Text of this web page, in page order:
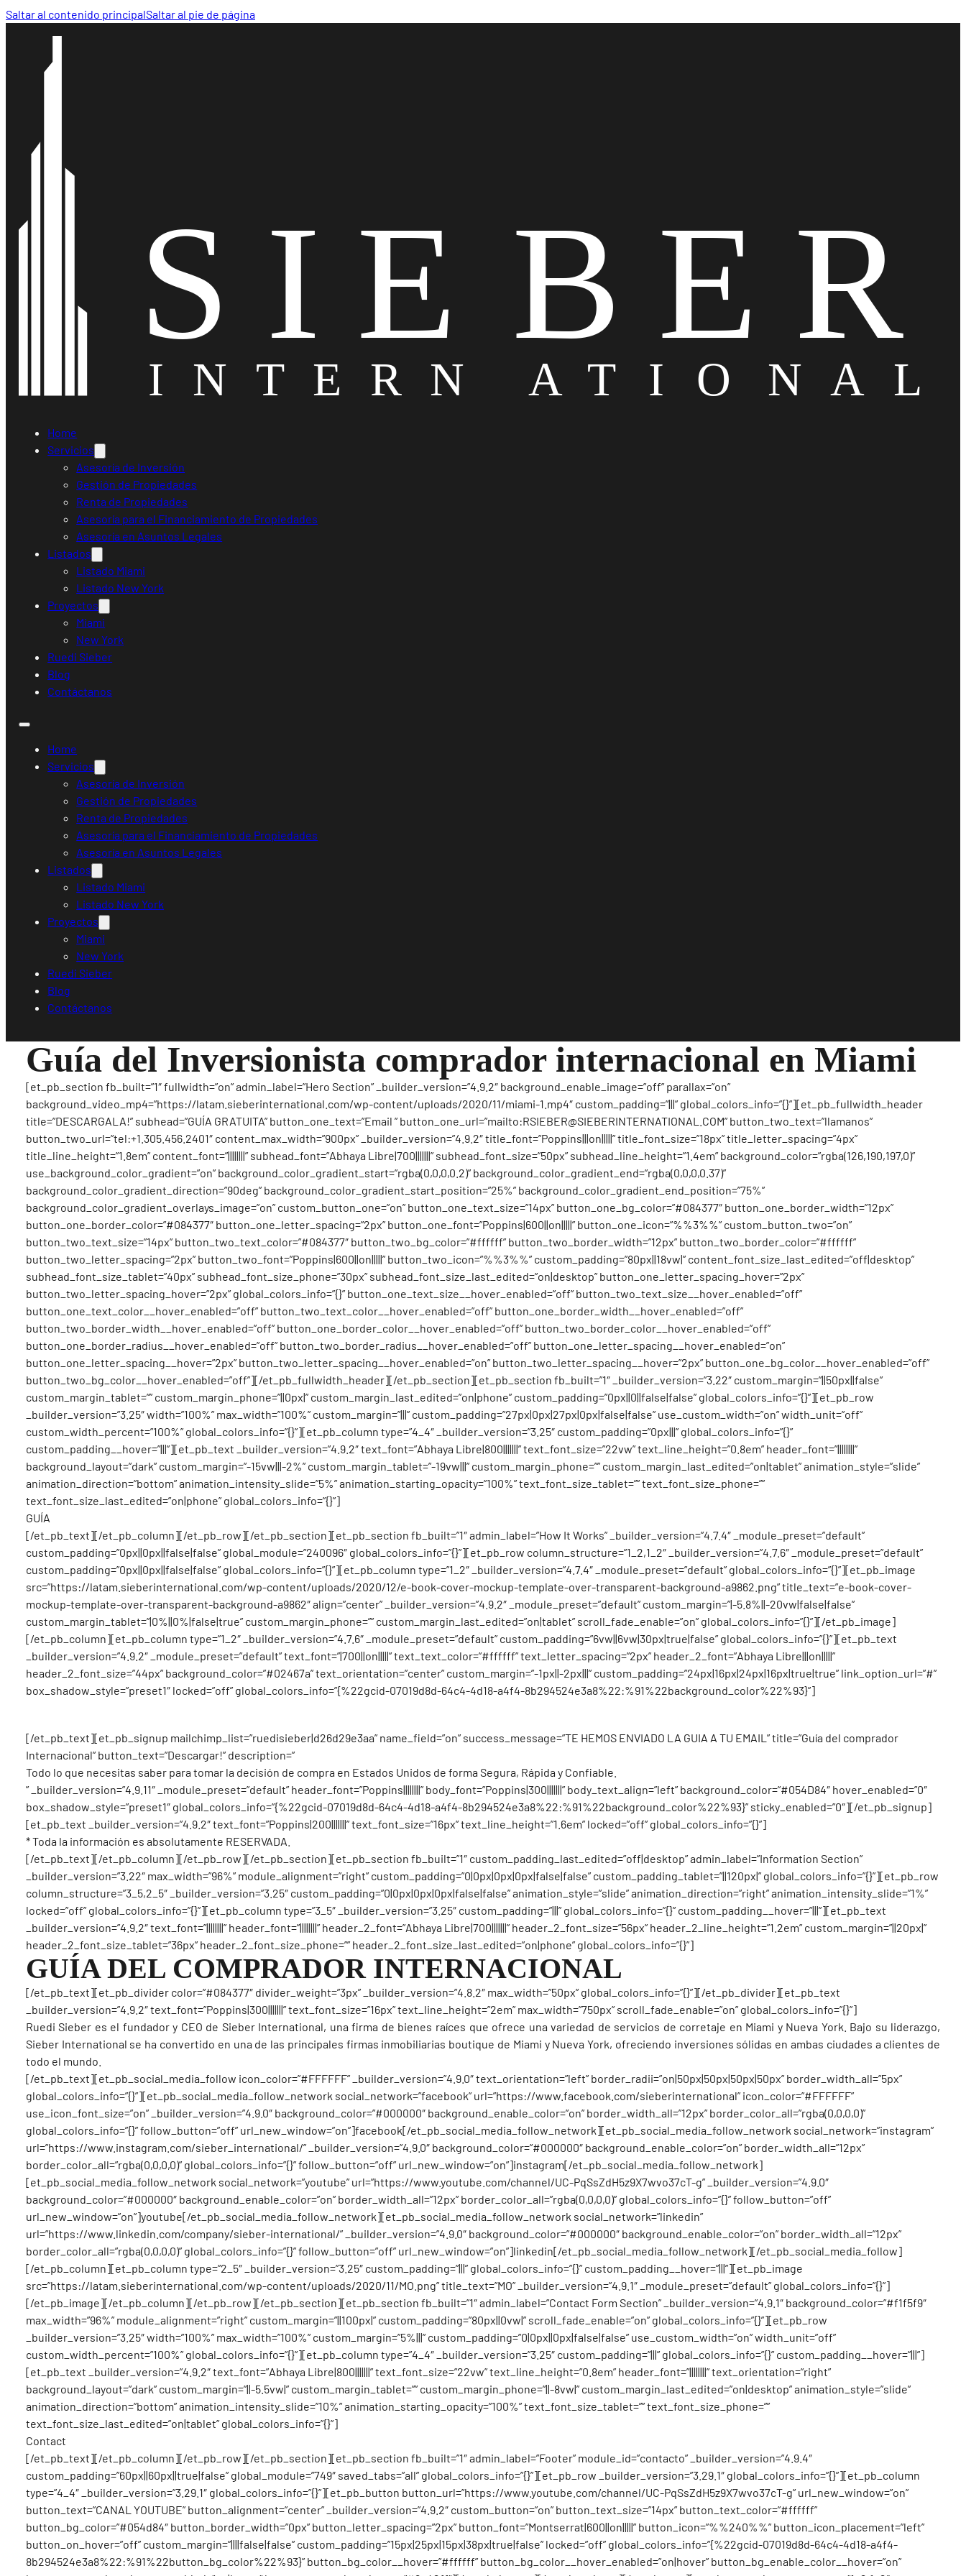
Saltar al contenido principalSaltar al pie de página
Home
Servicios
Asesoría de Inversión
Gestión de Propiedades
Renta de Propiedades
Asesoría para el Financiamiento de Propiedades
Asesoría en Asuntos Legales
Listados
Listado Miami
Listado New York
Proyectos
Miami
New York
Ruedi Sieber
Blog
Contáctanos
Home
Servicios
Asesoría de Inversión
Gestión de Propiedades
Renta de Propiedades
Asesoría para el Financiamiento de Propiedades
Asesoría en Asuntos Legales
Listados
Listado Miami
Listado New York
Proyectos
Miami
New York
Ruedi Sieber
Blog
Contáctanos
Guía del Inversionista comprador internacional en Miami
[et_pb_section fb_built=”1″ fullwidth=”on” admin_label=”Hero Section” _builder_version=”4.9.2″ background_enable_image=”off” parallax=”on”
background_video_mp4=”https://latam.sieberinternational.com/wp-content/uploads/2020/11/miami-1.mp4″ custom_padding=”|||” global_colors_info=”{}”][et_pb_fullwidth_header
title=”DESCARGALA!” subhead=”GUÍA GRATUITA” button_one_text=”Email ” button_one_url=”mailto:RSIEBER@SIEBERINTERNATIONAL.COM” button_two_text=”llamanos”
button_two_url=”tel:+1.305.456.2401″ content_max_width=”900px” _builder_version=”4.9.2″ title_font=”Poppins|||on|||||” title_font_size=”18px” title_letter_spacing=”4px”
title_line_height=”1.8em” content_font=”||||||||” subhead_font=”Abhaya Libre|700|||||||” subhead_font_size=”50px” subhead_line_height=”1.4em” background_color=”rgba(126,190,197,0)”
use_background_color_gradient=”on” background_color_gradient_start=”rgba(0,0,0,0.2)” background_color_gradient_end=”rgba(0,0,0,0.37)”
background_color_gradient_direction=”90deg” background_color_gradient_start_position=”25%” background_color_gradient_end_position=”75%”
background_color_gradient_overlays_image=”on” custom_button_one=”on” button_one_text_size=”14px” button_one_bg_color=”#084377″ button_one_border_width=”12px”
button_one_border_color=”#084377″ button_one_letter_spacing=”2px” button_one_font=”Poppins|600||on|||||” button_one_icon=”%%3%%” custom_button_two=”on”
button_two_text_size=”14px” button_two_text_color=”#084377″ button_two_bg_color=”#ffffff” button_two_border_width=”12px” button_two_border_color=”#ffffff”
button_two_letter_spacing=”2px” button_two_font=”Poppins|600||on|||||” button_two_icon=”%%3%%” custom_padding=”80px||18vw|” content_font_size_last_edited=”off|desktop”
subhead_font_size_tablet=”40px” subhead_font_size_phone=”30px” subhead_font_size_last_edited=”on|desktop” button_one_letter_spacing_hover=”2px”
button_two_letter_spacing_hover=”2px” global_colors_info=”{}” button_one_text_size__hover_enabled=”off” button_two_text_size__hover_enabled=”off”
button_one_text_color__hover_enabled=”off” button_two_text_color__hover_enabled=”off” button_one_border_width__hover_enabled=”off”
button_two_border_width__hover_enabled=”off” button_one_border_color__hover_enabled=”off” button_two_border_color__hover_enabled=”off”
button_one_border_radius__hover_enabled=”off” button_two_border_radius__hover_enabled=”off” button_one_letter_spacing__hover_enabled=”on”
button_one_letter_spacing__hover=”2px” button_two_letter_spacing__hover_enabled=”on” button_two_letter_spacing__hover=”2px” button_one_bg_color__hover_enabled=”off”
button_two_bg_color__hover_enabled=”off”][/et_pb_fullwidth_header][/et_pb_section][et_pb_section fb_built=”1″ _builder_version=”3.22″ custom_margin=”||50px||false”
custom_margin_tablet=”” custom_margin_phone=”||0px|” custom_margin_last_edited=”on|phone” custom_padding=”0px||0||false|false” global_colors_info=”{}”][et_pb_row
_builder_version=”3.25″ width=”100%” max_width=”100%” custom_margin=”|||” custom_padding=”27px|0px|27px|0px|false|false” use_custom_width=”on” width_unit=”off”
custom_width_percent=”100%” global_colors_info=”{}”][et_pb_column type=”4_4″ _builder_version=”3.25″ custom_padding=”0px|||” global_colors_info=”{}”
custom_padding__hover=”|||”][et_pb_text _builder_version=”4.9.2″ text_font=”Abhaya Libre|800|||||||” text_font_size=”22vw” text_line_height=”0.8em” header_font=”||||||||”
background_layout=”dark” custom_margin=”-15vw|||-2%” custom_margin_tablet=”-19vw|||” custom_margin_phone=”” custom_margin_last_edited=”on|tablet” animation_style=”slide”
animation_direction=”bottom” animation_intensity_slide=”5%” animation_starting_opacity=”100%” text_font_size_tablet=”” text_font_size_phone=””
text_font_size_last_edited=”on|phone” global_colors_info=”{}”]
GUÍA
[/et_pb_text][/et_pb_column][/et_pb_row][/et_pb_section][et_pb_section fb_built=”1″ admin_label=”How It Works” _builder_version=”4.7.4″ _module_preset=”default”
custom_padding=”0px||0px||false|false” global_module=”240096″ global_colors_info=”{}”][et_pb_row column_structure=”1_2,1_2″ _builder_version=”4.7.6″ _module_preset=”default”
custom_padding=”0px||0px||false|false” global_colors_info=”{}”][et_pb_column type=”1_2″ _builder_version=”4.7.4″ _module_preset=”default” global_colors_info=”{}”][et_pb_image
src=”https://latam.sieberinternational.com/wp-content/uploads/2020/12/e-book-cover-mockup-template-over-transparent-background-a9862.png” title_text=”e-book-cover-
mockup-template-over-transparent-background-a9862″ align=”center” _builder_version=”4.9.2″ _module_preset=”default” custom_margin=”|-5.8%||-20vw|false|false”
custom_margin_tablet=”|0%||0%|false|true” custom_margin_phone=”” custom_margin_last_edited=”on|tablet” scroll_fade_enable=”on” global_colors_info=”{}”][/et_pb_image]
[/et_pb_column][et_pb_column type=”1_2″ _builder_version=”4.7.6″ _module_preset=”default” custom_padding=”6vw||6vw|30px|true|false” global_colors_info=”{}”][et_pb_text
_builder_version=”4.9.2″ _module_preset=”default” text_font=”|700||on|||||” text_text_color=”#ffffff” text_letter_spacing=”2px” header_2_font=”Abhaya Libre|||on|||||”
header_2_font_size=”44px” background_color=”#02467a” text_orientation=”center” custom_margin=”-1px||-2px|||” custom_padding=”24px|16px|24px|16px|true|true” link_option_url=”#”
box_shadow_style=”preset1″ locked=”off” global_colors_info=”{%22gcid-07019d8d-64c4-4d18-a4f4-8b294524e3a8%22:%91%22background_color%22%93}”]
[/et_pb_text][et_pb_signup mailchimp_list=”ruedisieber|d26d29e3aa” name_field=”on” success_message=”TE HEMOS ENVIADO LA GUIA A TU EMAIL” title=”Guía del comprador
Internacional” button_text=”Descargar!” description=”
Todo lo que necesitas saber para tomar la decisión de compra en Estados Unidos de forma Segura, Rápida y Confiable.
” _builder_version=”4.9.11″ _module_preset=”default” header_font=”Poppins||||||||” body_font=”Poppins|300|||||||” body_text_align=”left” background_color=”#054D84″ hover_enabled=”0″
box_shadow_style=”preset1″ global_colors_info=”{%22gcid-07019d8d-64c4-4d18-a4f4-8b294524e3a8%22:%91%22background_color%22%93}” sticky_enabled=”0″][/et_pb_signup]
[et_pb_text _builder_version=”4.9.2″ text_font=”Poppins|200|||||||” text_font_size=”16px” text_line_height=”1.6em” locked=”off” global_colors_info=”{}”]
* Toda la información es absolutamente RESERVADA.
[/et_pb_text][/et_pb_column][/et_pb_row][/et_pb_section][et_pb_section fb_built=”1″ custom_padding_last_edited=”off|desktop” admin_label=”Information Section”
_builder_version=”3.22″ max_width=”96%” module_alignment=”right” custom_padding=”0|0px|0px|0px|false|false” custom_padding_tablet=”||120px|” global_colors_info=”{}”][et_pb_row
column_structure=”3_5,2_5″ _builder_version=”3.25″ custom_padding=”0|0px|0px|0px|false|false” animation_style=”slide” animation_direction=”right” animation_intensity_slide=”1%”
locked=”off” global_colors_info=”{}”][et_pb_column type=”3_5″ _builder_version=”3.25″ custom_padding=”|||” global_colors_info=”{}” custom_padding__hover=”|||”][et_pb_text
_builder_version=”4.9.2″ text_font=”||||||||” header_font=”||||||||” header_2_font=”Abhaya Libre|700|||||||” header_2_font_size=”56px” header_2_line_height=”1.2em” custom_margin=”||20px|”
header_2_font_size_tablet=”36px” header_2_font_size_phone=”” header_2_font_size_last_edited=”on|phone” global_colors_info=”{}”]
GUÍA DEL COMPRADOR INTERNACIONAL
[/et_pb_text][et_pb_divider color=”#084377″ divider_weight=”3px” _builder_version=”4.8.2″ max_width=”50px” global_colors_info=”{}”][/et_pb_divider][et_pb_text
_builder_version=”4.9.2″ text_font=”Poppins|300|||||||” text_font_size=”16px” text_line_height=”2em” max_width=”750px” scroll_fade_enable=”on” global_colors_info=”{}”]
Ruedi Sieber es el fundador y CEO de Sieber International, una firma de bienes raíces que ofrece una variedad de servicios de corretaje en Miami y Nueva York. Bajo su liderazgo,
Sieber International se ha convertido en una de las principales firmas inmobiliarias boutique de Miami y Nueva York, ofreciendo inversiones sólidas en ambas ciudades a clientes de
todo el mundo.
[/et_pb_text][et_pb_social_media_follow icon_color=”#FFFFFF” _builder_version=”4.9.0″ text_orientation=”left” border_radii=”on|50px|50px|50px|50px” border_width_all=”5px”
global_colors_info=”{}”][et_pb_social_media_follow_network social_network=”facebook” url=”https://www.facebook.com/sieberinternational” icon_color=”#FFFFFF”
use_icon_font_size=”on” _builder_version=”4.9.0″ background_color=”#000000″ background_enable_color=”on” border_width_all=”12px” border_color_all=”rgba(0,0,0,0)”
global_colors_info=”{}” follow_button=”off” url_new_window=”on”]facebook[/et_pb_social_media_follow_network][et_pb_social_media_follow_network social_network=”instagram”
url=”https://www.instagram.com/sieber_international/” _builder_version=”4.9.0″ background_color=”#000000″ background_enable_color=”on” border_width_all=”12px”
border_color_all=”rgba(0,0,0,0)” global_colors_info=”{}” follow_button=”off” url_new_window=”on”]instagram[/et_pb_social_media_follow_network]
[et_pb_social_media_follow_network social_network=”youtube” url=”https://www.youtube.com/channel/UC-PqSsZdH5z9X7wvo37cT-g” _builder_version=”4.9.0″
background_color=”#000000″ background_enable_color=”on” border_width_all=”12px” border_color_all=”rgba(0,0,0,0)” global_colors_info=”{}” follow_button=”off”
url_new_window=”on”]youtube[/et_pb_social_media_follow_network][et_pb_social_media_follow_network social_network=”linkedin”
url=”https://www.linkedin.com/company/sieber-international/” _builder_version=”4.9.0″ background_color=”#000000″ background_enable_color=”on” border_width_all=”12px”
border_color_all=”rgba(0,0,0,0)” global_colors_info=”{}” follow_button=”off” url_new_window=”on”]linkedin[/et_pb_social_media_follow_network][/et_pb_social_media_follow]
[/et_pb_column][et_pb_column type=”2_5″ _builder_version=”3.25″ custom_padding=”|||” global_colors_info=”{}” custom_padding__hover=”|||”][et_pb_image
src=”https://latam.sieberinternational.com/wp-content/uploads/2020/11/MO.png” title_text=”MO” _builder_version=”4.9.1″ _module_preset=”default” global_colors_info=”{}”]
[/et_pb_image][/et_pb_column][/et_pb_row][/et_pb_section][et_pb_section fb_built=”1″ admin_label=”Contact Form Section” _builder_version=”4.9.1″ background_color=”#f1f5f9″
max_width=”96%” module_alignment=”right” custom_margin=”||100px|” custom_padding=”80px||0vw|” scroll_fade_enable=”on” global_colors_info=”{}”][et_pb_row
_builder_version=”3.25″ width=”100%” max_width=”100%” custom_margin=”5%|||” custom_padding=”0|0px||0px|false|false” use_custom_width=”on” width_unit=”off”
custom_width_percent=”100%” global_colors_info=”{}”][et_pb_column type=”4_4″ _builder_version=”3.25″ custom_padding=”|||” global_colors_info=”{}” custom_padding__hover=”|||”]
[et_pb_text _builder_version=”4.9.2″ text_font=”Abhaya Libre|800|||||||” text_font_size=”22vw” text_line_height=”0.8em” header_font=”||||||||” text_orientation=”right”
background_layout=”dark” custom_margin=”||-5.5vw|” custom_margin_tablet=”” custom_margin_phone=”||-8vw|” custom_margin_last_edited=”on|desktop” animation_style=”slide”
animation_direction=”bottom” animation_intensity_slide=”10%” animation_starting_opacity=”100%” text_font_size_tablet=”” text_font_size_phone=””
text_font_size_last_edited=”on|tablet” global_colors_info=”{}”]
Contact
[/et_pb_text][/et_pb_column][/et_pb_row][/et_pb_section][et_pb_section fb_built=”1″ admin_label=”Footer” module_id=”contacto” _builder_version=”4.9.4″
custom_padding=”60px||60px||true|false” global_module=”749″ saved_tabs=”all” global_colors_info=”{}”][et_pb_row _builder_version=”3.29.1″ global_colors_info=”{}”][et_pb_column
type=”4_4″ _builder_version=”3.29.1″ global_colors_info=”{}”][et_pb_button button_url=”https://www.youtube.com/channel/UC-PqSsZdH5z9X7wvo37cT-g” url_new_window=”on”
button_text=”CANAL YOUTUBE” button_alignment=”center” _builder_version=”4.9.2″ custom_button=”on” button_text_size=”14px” button_text_color=”#ffffff”
button_bg_color=”#054d84″ button_border_width=”0px” button_letter_spacing=”2px” button_font=”Montserrat|600||on|||||” button_icon=”%%240%%” button_icon_placement=”left”
button_on_hover=”off” custom_margin=”||||false|false” custom_padding=”15px|25px|15px|38px|true|false” locked=”off” global_colors_info=”{%22gcid-07019d8d-64c4-4d18-a4f4-
8b294524e3a8%22:%91%22button_bg_color%22%93}” button_bg_color__hover=”#ffffff” button_bg_color__hover_enabled=”on|hover” button_bg_enable_color__hover=”on”